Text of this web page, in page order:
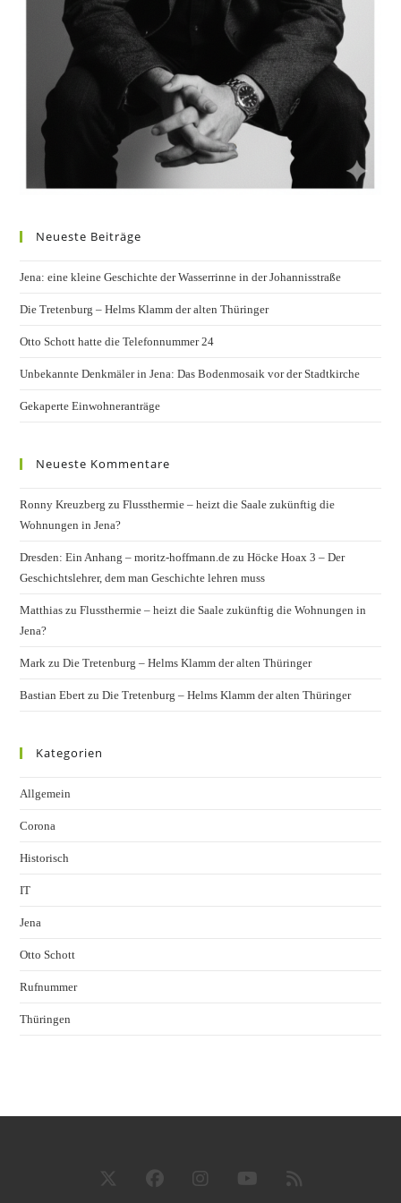
Neueste Beiträge
Jena: eine kleine Geschichte der Wasserrinne in der Johannisstraße
Die Tretenburg – Helms Klamm der alten Thüringer
Otto Schott hatte die Telefonnummer 24
Unbekannte Denkmäler in Jena: Das Bodenmosaik vor der Stadtkirche
Gekaperte Einwohneranträge
Neueste Kommentare
Ronny Kreuzberg zuFlussthermie – heizt die Saale zukünftig die
Wohnungen in Jena?
Dresden: Ein Anhang – moritz-hoffmann.de zuHöcke Hoax 3 – Der
Geschichtslehrer, dem man Geschichte lehren muss
Matthias zuFlussthermie – heizt die Saale zukünftig die Wohnungen in
Jena?
Mark zuDie Tretenburg – Helms Klamm der alten Thüringer
Bastian Ebert zuDie Tretenburg – Helms Klamm der alten Thüringer
Kategorien
Allgemein
Corona
Historisch
IT
Jena
Otto Schott
Rufnummer
Thüringen